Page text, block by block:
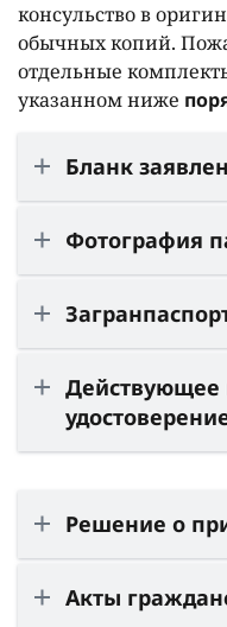
консульство в
обычных копий.
отдельные
указанном ниже
Бланк
Фотография
Действующее
Решение о
Акты